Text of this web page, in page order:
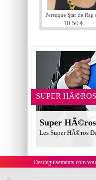
Perruque Star de Rap
annÃ©es 90
10.50 €
SUPER HÃ©ROS
Super HÃ©ros
Les Super HÃ©ros
Desdeguisements.com